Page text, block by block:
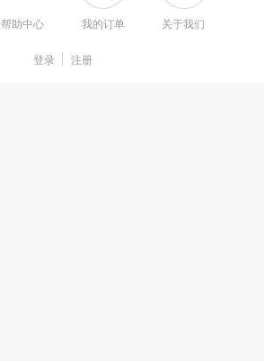
帮助中心 我的订单 关于我们
登录 注册